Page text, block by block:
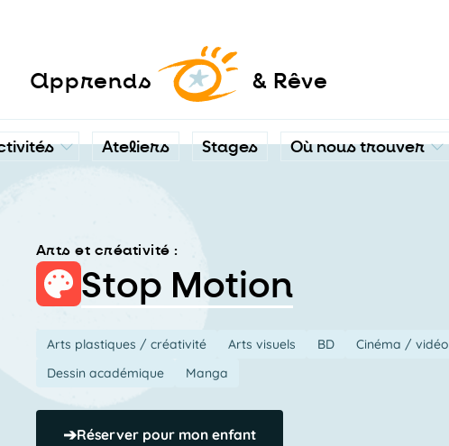
apprends & Rêve
Ateliers Stages Où nous trouver
Arts et créativité :
Stop Motion
Arts plastiques / créativité Arts visuels BD Cinéma / vidéo
Dessin académique
Manga
➔Réserver pour mon enfant